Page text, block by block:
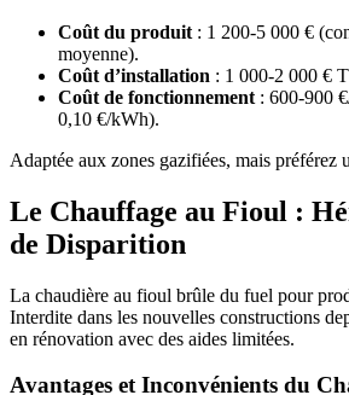
Coût du produit : 1 200-5 000 €
moyenne).
Coût d’installation : 1 000-2 000 €
Coût de fonctionnement : 600-900
0,10 €/kWh).
Adaptée aux zones gazifiées, mais préférez
Le Chauffage au Fioul :
de Disparition
La chaudière au fioul brûle du fuel pour
Interdite dans les nouvelles constructions
en rénovation avec des aides limitées.
Avantages et Inconvénients du